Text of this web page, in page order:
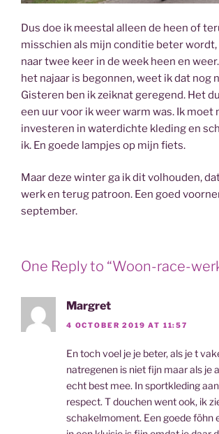
Dus doe ik meestal alleen de heen of
misschien als mijn conditie beter
naar twee keer in de week heen en
het najaar is begonnen, weet ik dat nog
Gisteren ben ik zeiknat geregend. Het
een uur voor ik weer warm was. Ik moet
investeren in waterdichte kleding en
ik. En goede lampjes op mijn fiets.
Maar deze winter ga ik dit volhouden,
werk en terug patroon. Een goed
september.
One Reply to “Woon-race-
Margret
4 OCTOBER 2019 AT 11:57
En toch voel je je beter, als je t
natregenen is niet fijn maar als je
echt best mee. In sportkleding
respect. T douchen went ook, ik
schakelmoment. Een goede föhn